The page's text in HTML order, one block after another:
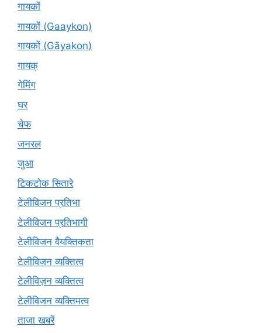
गायकों
गायकों (Gaaykon)
गायकों (Gāyakon)
गायक्
गेमिंग
घर
चेफ
जनरल
जुआ
टिकटोक सितारे
टेलीविजन प्रतिभा
टेलीविजन प्रतिभागी
टेलीविजन वैयक्तिकता
टेलीविजन व्यक्तित्व
टेलीविज़न व्यक्तित्व
टेलीविजन व्यक्तिमत्व
ताजा खबरें